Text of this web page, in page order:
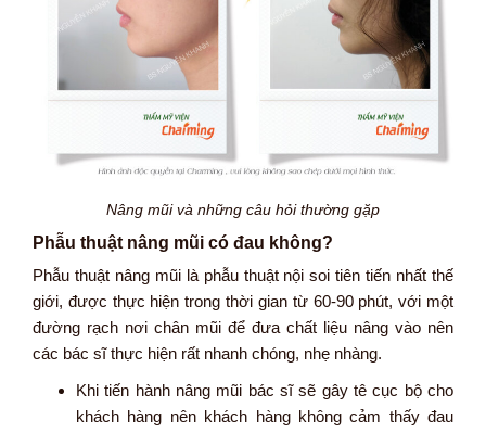
Nâng mũi và những câu hỏi thường gặp
Phẫu thuật nâng mũi có đau không?
Phẫu thuật nâng mũi là phẫu thuật nội soi tiên tiến nhất thế
giới, được thực hiện trong thời gian từ 60-90 phút, với một
đường rạch nơi chân mũi để đưa chất liệu nâng vào nên
các bác sĩ thực hiện rất nhanh chóng, nhẹ nhàng.
Khi tiến hành nâng mũi bác sĩ sẽ gây tê cục bộ cho
khách hàng nên khách hàng không cảm thấy đau